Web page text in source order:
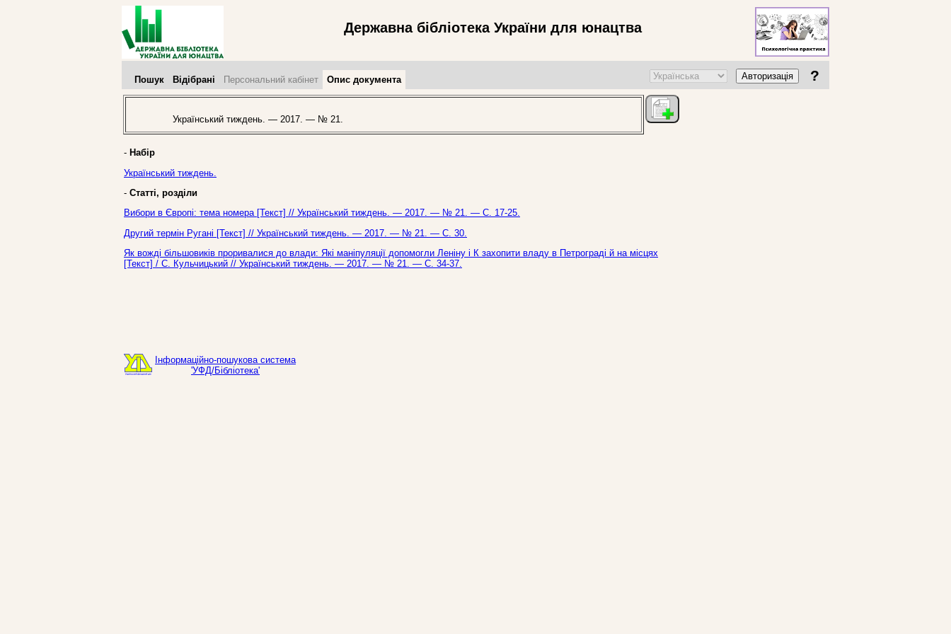
Державна бібліотека України для юнацтва
Пошук Відібрані Персональний кабінет Опис документа Авторизація ?
Український тиждень. — 2017. — № 21.
- Набір
Український тиждень.
- Статті, розділи
Вибори в Європі: тема номера [Текст] // Український тиждень. — 2017. — № 21. — С. 17-25.
Другий термін Ругані [Текст] // Український тиждень. — 2017. — № 21. — С. 30.
Як вожді більшовиків проривалися до влади: Які маніпуляції допомогли Леніну і К захопити владу в Петрограді й на місцях
[Текст] / С. Кульчицький // Український тиждень. — 2017. — № 21. — С. 34-37.
Інформаційно-пошукова система
'УФД/Бібліотека'